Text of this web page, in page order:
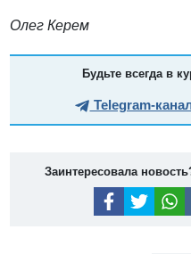
Олег Керем
Будьте всегда в
Telegram-
Заинтересовала